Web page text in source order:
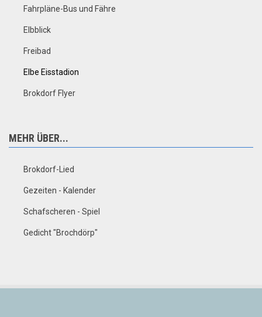
Fahrpläne-Bus und Fähre
Elbblick
Freibad
Elbe Eisstadion
Brokdorf Flyer
MEHR ÜBER...
Brokdorf-Lied
Gezeiten - Kalender
Schafscheren - Spiel
Gedicht "Brochdörp"